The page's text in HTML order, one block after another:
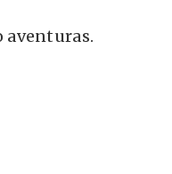
aventuras.